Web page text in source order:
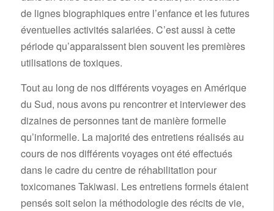
de lignes biographiques entre l’enfance et les futures
éventuelles activités salariées. C’est aussi à cette
période qu’apparaissent bien souvent les premières
utilisations de toxiques.
Tout au long de nos différents voyages en Amérique
du Sud, nous avons pu rencontrer et interviewer des
dizaines de personnes tant de manière formelle
qu’informelle. La majorité des entretiens réalisés au
cours de nos différents voyages ont été effectués
dans le cadre du centre de réhabilitation pour
toxicomanes Takiwasi. Les entretiens formels étaient
pensés soit selon la méthodologie des récits de vie,